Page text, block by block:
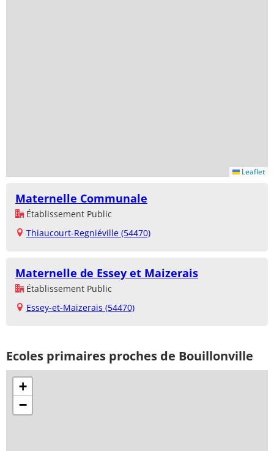
Leaflet
Maternelle Communale
Établissement Public
Thiaucourt-Regniéville (54470)
Maternelle de Essey et Maizerais
Établissement Public
Essey-et-Maizerais (54470)
Ecoles primaires proches de Bouillonville
+
−